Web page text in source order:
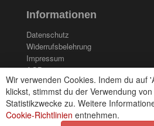
Wir verwenden Cookies. Indem du auf
klickst, stimmst du der Verwendung
Statistikzwecke zu. Weitere
Cookie-Richtlinien entnehmen.
Informationen
Datenschutz
Widerrufsbelehrung
Impressum
AGB
Kontakt
Cookies einstellungen
Zahlungsarten